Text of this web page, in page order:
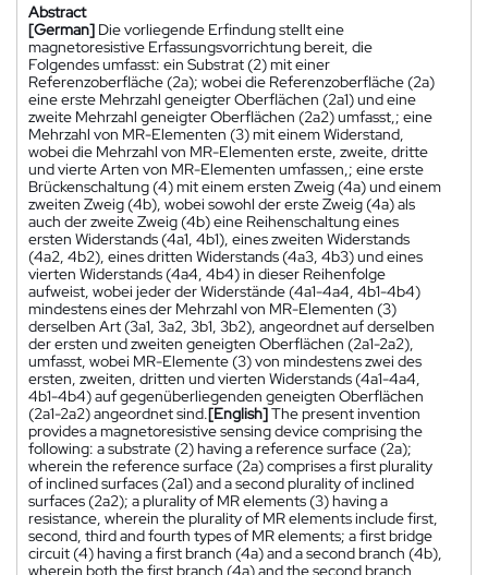
Abstract
[German] Die vorliegende Erfindung stellt eine
magnetoresistive Erfassungsvorrichtung bereit, die
Folgendes umfasst: ein Substrat (2) mit einer
Referenzoberfläche (2a); wobei die Referenzoberfläche (2a)
eine erste Mehrzahl geneigter Oberflächen (2a1) und eine
zweite Mehrzahl geneigter Oberflächen (2a2) umfasst,; eine
Mehrzahl von MR-Elementen (3) mit einem Widerstand,
wobei die Mehrzahl von MR-Elementen erste, zweite, dritte
und vierte Arten von MR-Elementen umfassen,; eine erste
Brückenschaltung (4) mit einem ersten Zweig (4a) und einem
zweiten Zweig (4b), wobei sowohl der erste Zweig (4a) als
auch der zweite Zweig (4b) eine Reihenschaltung eines
ersten Widerstands (4a1, 4b1), eines zweiten Widerstands
(4a2, 4b2), eines dritten Widerstands (4a3, 4b3) und eines
vierten Widerstands (4a4, 4b4) in dieser Reihenfolge
aufweist, wobei jeder der Widerstände (4a1-4a4, 4b1-4b4)
mindestens eines der Mehrzahl von MR-Elementen (3)
derselben Art (3a1, 3a2, 3b1, 3b2), angeordnet auf derselben
der ersten und zweiten geneigten Oberflächen (2a1-2a2),
umfasst, wobei MR-Elemente (3) von mindestens zwei des
ersten, zweiten, dritten und vierten Widerstands (4a1-4a4,
4b1-4b4) auf gegenüberliegenden geneigten Oberflächen
(2a1-2a2) angeordnet sind.[English]The present invention
provides a magnetoresistive sensing device comprising the
following: a substrate (2) having a reference surface (2a);
wherein the reference surface (2a) comprises a first plurality
of inclined surfaces (2a1) and a second plurality of inclined
surfaces (2a2); a plurality of MR elements (3) having a
resistance, wherein the plurality of MR elements include first,
second, third and fourth types of MR elements; a first bridge
circuit (4) having a first branch (4a) and a second branch (4b),
wherein both the first branch (4a) and the second branch